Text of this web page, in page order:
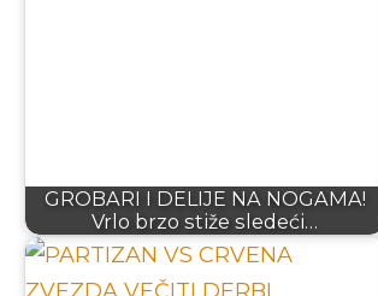
GROBARI I DELIJE NA NOGAMA!
Vrlo brzo stiže sledeći…